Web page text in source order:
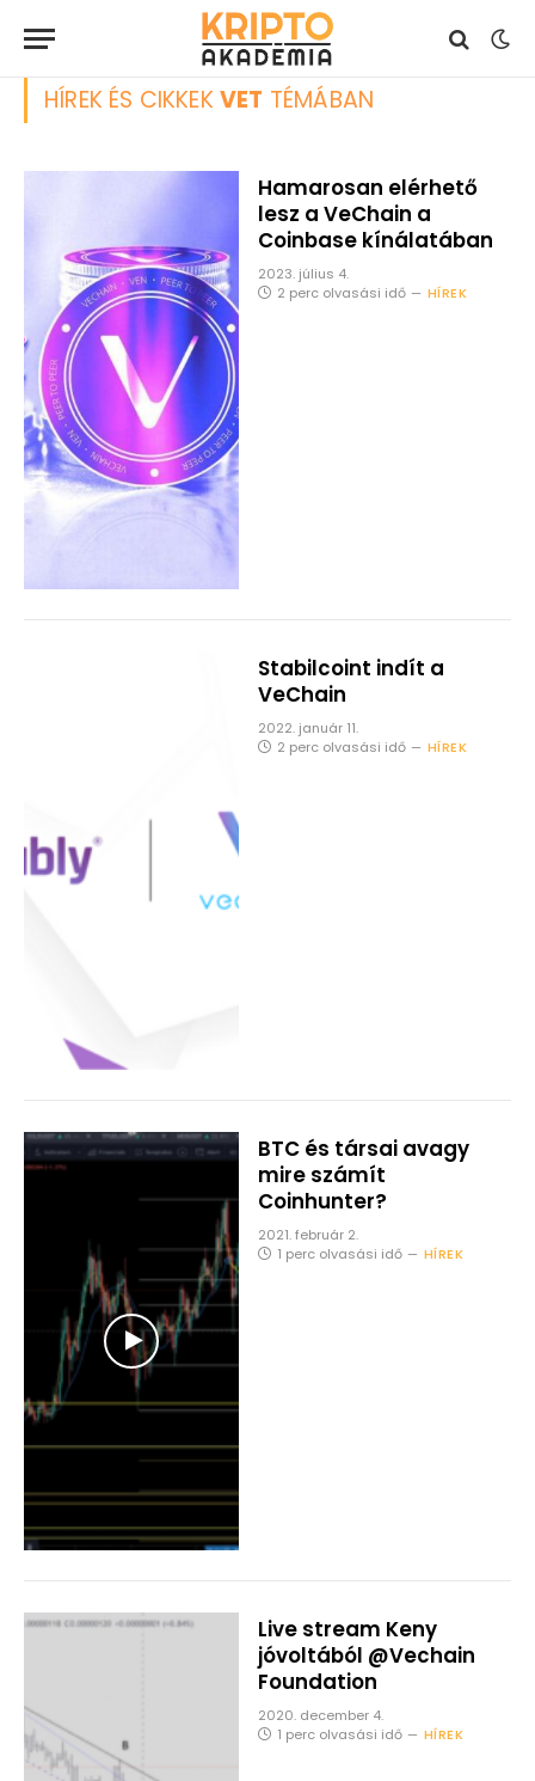
HÍREK ÉS CIKKEKVET TÉMÁBAN
Hamarosan elérhető
lesz a VeChain a
Coinbase kínálatában
2023. július 4.
2 perc olvasási idő
HÍREK
Stabilcoint indít a
VeChain
2022. január 11.
2 perc olvasási idő
HÍREK
BTC és társai avagy
mire számít
Coinhunter?
2021. február 2.
1 perc olvasási idő
HÍREK
Live stream Keny
jóvoltából @Vechain
Foundation
2020. december 4.
1 perc olvasási idő
HÍREK